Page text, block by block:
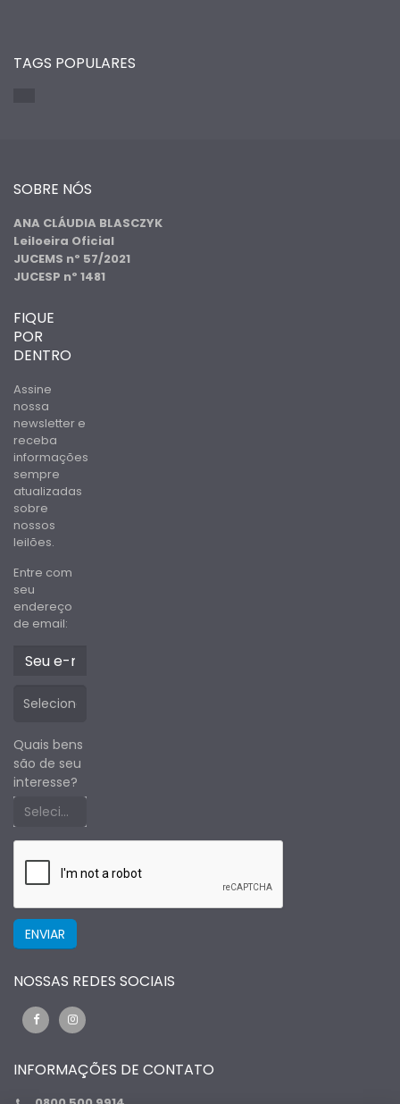
TAGS POPULARES
SOBRE NÓS
ANA CLÁUDIA BLASCZYK
Leiloeira Oficial
JUCEMS nº 57/2021
JUCESP nº 1481
FIQUE
POR
DENTRO
Assine
nossa
newsletter e
receba
informações
sempre
atualizadas
sobre
nossos
leilões.
Entre com
seu
endereço
de email:
Quais bens
são de seu
interesse?
Selecione um estado primeiro
NOSSAS REDES SOCIAIS
INFORMAÇÕES DE CONTATO